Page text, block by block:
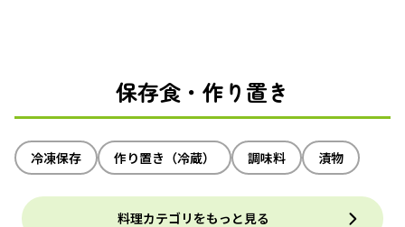
保存食・作り置き
冷凍保存 作り置き（冷蔵） 調味料 漬物
料理カテゴリをもっと見る